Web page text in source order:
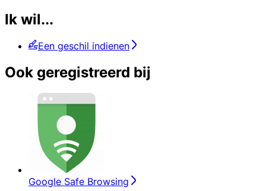
Ik wil...
Een geschil indienen
Ook geregistreerd bij
Google Safe Browsing